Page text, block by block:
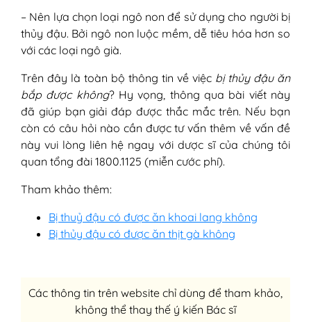
– Nên lựa chọn loại ngô non để sử dụng cho người bị
thủy đậu. Bởi ngô non luộc mềm, dễ tiêu hóa hơn so
với các loại ngô già.
Trên đây là toàn bộ thông tin về việc bị thủy đậu ăn
bắp được không? Hy vọng, thông qua bài viết này
đã giúp bạn giải đáp được thắc mắc trên. Nếu bạn
còn có câu hỏi nào cần được tư vấn thêm về vấn đề
này vui lòng liên hệ ngay với dược sĩ của chúng tôi
quan tổng đài 1800.1125 (miễn cước phí).
Tham khảo thêm:
Bị thuỷ đậu có được ăn khoai lang không
Bị thủy đậu có được ăn thịt gà không
Các thông tin trên website chỉ dùng để tham khảo,
không thể thay thế ý kiến Bác sĩ